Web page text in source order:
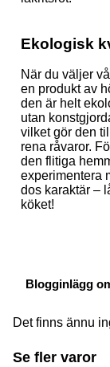
Ekologisk
När du väljer
en produkt av
den är helt
utan
vilket gör den
rena råvaror.
den flitiga
experimentera
dos karaktär –
köket!
Blogginlägg
Det finns ännu
Se fler varor